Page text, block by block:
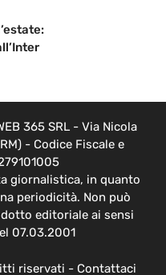
365 SRL - Via Nicola
- Codice Fiscale e
giornalistica, in quanto
periodicità. Non può
editoriale ai sensi
07.03.2001
riservati - Contattaci